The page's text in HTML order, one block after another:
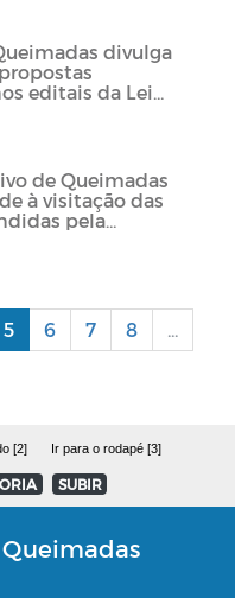
divulga
editais da Lei
de Queimadas
à visitação das
pela
5 6 7 8
[2] Ir para o rodapé [3]
SUBIR